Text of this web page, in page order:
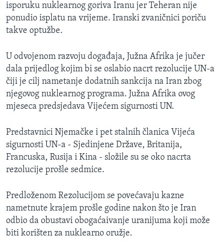
isporuku nuklearnog goriva Iranu jer Teheran nije
ponudio isplatu na vrijeme. Iranski zvaničnici poriču
takve optužbe.
U odvojenom razvoju događaja, Južna Afrika je jučer
dala prijedlog kojim bi se oslabio nacrt rezolucije UN-a
čiji je cilj nametanje dodatnih sankcija na Iran zbog
njegovog nuklearnog programa. Južna Afrika ovog
mjeseca predsjedava Vijećem sigurnosti UN.
Predstavnici Njemačke i pet stalnih članica Vijeća
sigurnosti UN-a - Sjedinjene Države, Britanija,
Francuska, Rusija i Kina - složile su se oko nacrta
rezolucije prošle sedmice.
Predloženom Rezolucijom se povećavaju kazne
nametnute krajem prošle godine nakon što je Iran
odbio da obustavi obogaćaivanje uranijuma koji može
biti korišten za nuklearno oružje.